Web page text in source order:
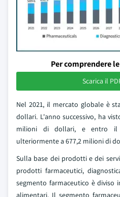
Per comprendere
Scarica il
Nel 2021, il mercato globale è
dollari. L'anno successivo, ha
milioni di dollari, e entro il
ulteriormente a 677,2 milioni di
Sulla base dei prodotti e dei
prodotti farmaceutici,
segmento farmaceutico è diviso
alimentari. Il segmento